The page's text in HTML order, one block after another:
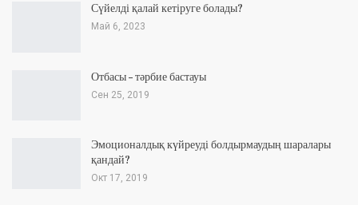
Сүйелді қалай кетіруге болады?
Май 6, 2023
Отбасы – тәрбие бастауы
Сен 25, 2019
Эмоционалдық күйреуді болдырмаудың шаралары
қандай?
Окт 17, 2019